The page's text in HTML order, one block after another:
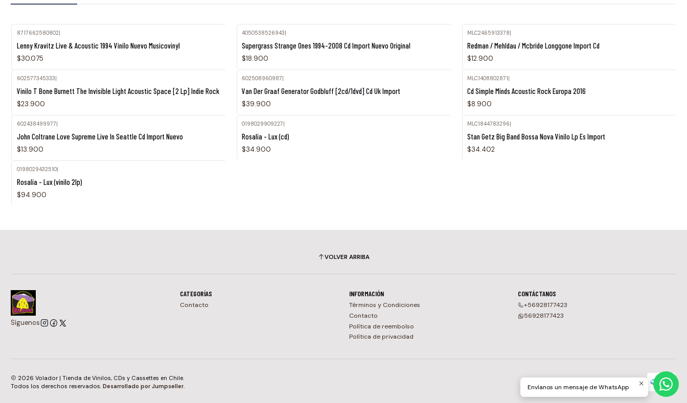
8717662580802|
Lenny Kravitz Live & Acoustic 1994 Vinilo Nuevo Musicovinyl
$30.075
4050538526943|
Supergrass Strange Ones 1994-2008 Cd Import Nuevo Original
$18.900
MLC2465913378|
Redman / Mehldau / Mcbride Longgone Import Cd
$12.900
602577345333|
Vinilo T Bone Burnett The Invisible Light Acoustic Space [2 Lp] Indie Rock
$23.900
602508960987|
Van Der Graaf Generator Godbluff [2cd/1dvd] Cd Uk Import
$39.900
MLC1408802871|
Cd Simple Minds Acoustic Rock Europa 2016
$8.900
602438499977
John Coltrane Love Supreme Live In Seattle Cd Import Nuevo
$13.900
0198029909227
Rosalía - Lux (cd)
$34.900
MLC1844783296
Stan Getz Big Band Bossa Nova Vinilo Lp Es Import
$34.402
0198029432510|
Rosalía - Lux (vinilo 2lp)
$94.900
VOLVER ARRIBA
Síguenos
CATEGORÍAS
Contacto
INFORMACIÓN
Términos y Condiciones
Contacto
Política de reembolso
Política de privacidad
CONTÁCTANOS
+56928177423
56928177423
2026 Volador | Tienda de Vinilos, CDs y Cassettes en Chile.
Todos los derechos reservados. Desarrollado por Jumpseller. Envíanos un mensaje de WhatsApp